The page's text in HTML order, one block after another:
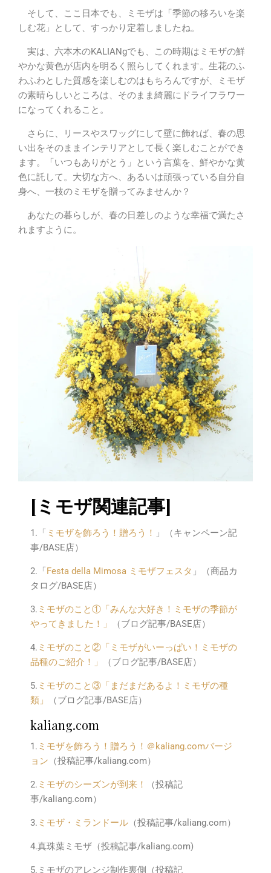
そして、ここ日本でも、ミモザは「季節の移ろいを楽
しむ花」として、すっかり定着しましたね。
実は、六本木のKALIANgでも、この時期はミモザの鮮
やかな黄色が店内を明るく照らしてくれます。生花のふ
わふわとした質感を楽しむのはもちろんですが、ミモザ
の素晴らしいところは、そのまま綺麗にドライフラワー
になってくれること。
さらに、リースやスワッグにして壁に飾れば、春の思
い出をそのままインテリアとして長く楽しむことができ
ます。「いつもありがとう」という言葉を、鮮やかな黄
色に託して。大切な方へ、あるいは頑張っている自分自
身へ、一枝のミモザを贈ってみませんか？
あなたの暮らしが、春の日差しのような幸福で満たさ
れますように。
[ミモザ関連記事]
1.「 ミモザを飾ろう！贈ろう！
」（キャンペーン記
事/BASE店）
2.「 Festa della Mimosa ミモザフェスタ 」（商品カ
タログ/BASE店）
3. ミモザのこと①「みんな大好き！ミモザの季節が
やってきました！」
（ブログ記事/BASE店）
4. ミモザのこと②「ミモザがいーっぱい！ミモザの
品種のご紹介！」
（ブログ記事/BASE店）
5. ミモザのこと③「まだまだあるよ！ミモザの種
類」
（ブログ記事/BASE店）
kaliang.com
1. ミモザを飾ろう！贈ろう！＠kaliang.comバージ
ョン （投稿記事/kaliang.com）
2. ミモザのシーズンが到来！
（投稿記
事/kaliang.com）
3. ミモザ・ミランドール （投稿記事/kaliang.com）
4.真珠葉ミモザ（投稿記事/kaliang.com)
5.ミモザのアレンジ制作裏側（投稿記